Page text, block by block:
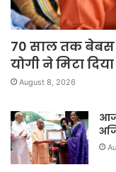
70 साल तक बेबस
योगी ने मिटा
August 8, 2026